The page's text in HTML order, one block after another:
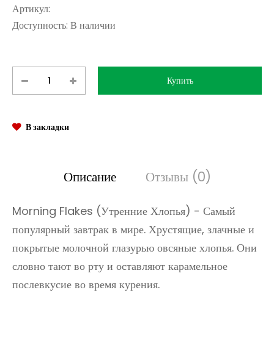
Артикул:
Доступность: В наличии
В закладки
Описание Отзывы (0)
Morning Flakes (Утренние Хлопья) - Самый
популярный завтрак в мире. Хрустящие, злачные и
покрытые молочной глазурью овсяные хлопья. Они
словно тают во рту и оставляют карамельное
послевкусие во время курения.